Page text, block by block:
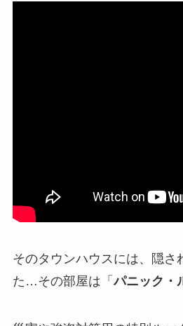
そのタウンハウスには、隠さ
た…その部屋は「パニック・